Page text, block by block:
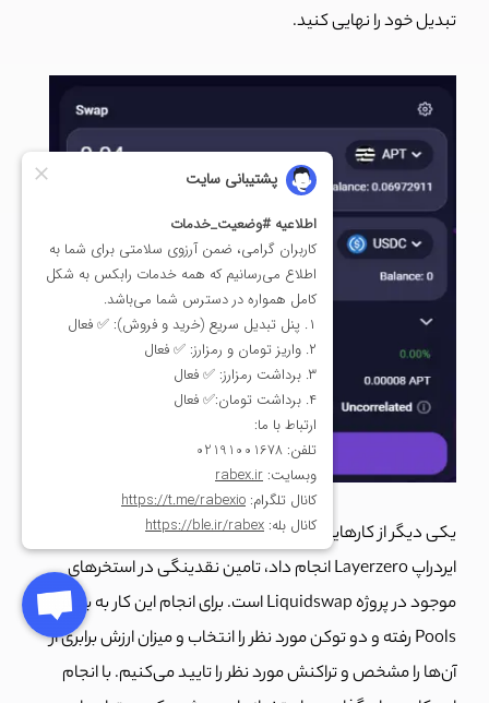
تبدیل خود را نهایی کنید.
یکی دیگر از کارهایی که می‌توان برای بالا بردن شانس دریافت
ایردراپ Layerzero انجام داد، تامین نقدینگی در استخرهای
موجود در پروژه Liquidswap است. برای انجام این کار به بخش
Pools رفته و دو توکن مورد نظر را انتخاب و میزان ارزش برابری از
آن‌ها را مشخص و تراکنش مورد نظر را تایید می‌کنیم. با انجام